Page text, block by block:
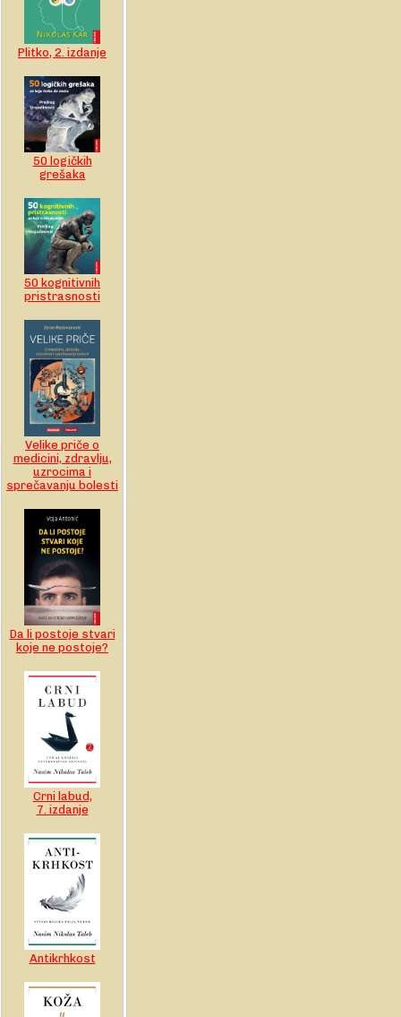
Plitko, 2. izdanje
50 logičkih
grešaka
50 kognitivnih
pristrasnosti
Velike priče o
medicini, zdravlju,
uzrocima i
sprečavanju bolesti
Da li postoje stvari
koje ne postoje?
Crni labud,
7. izdanje
Antikrhkost